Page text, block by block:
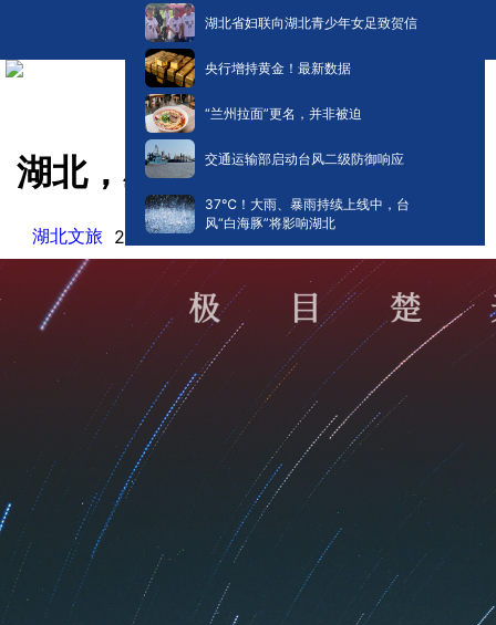
湖北省妇联向湖北青少年女足致贺信
央行增持黄金！最新数据
“兰州拉面”更名，并非被迫
交通运输部启动台风二级防御响应
​37℃！大雨、暴雨持续上线中，台
风“白海豚”将影响湖北
湖北，星星堆满天！
湖北文旅 2025-07-15 16:58阅读:0